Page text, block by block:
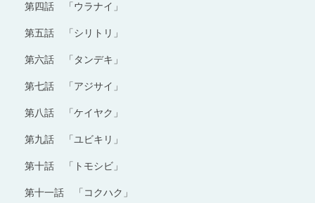
第四話 「ウラナイ」
第五話 「シリトリ」
第六話 「タンデキ」
第七話 「アジサイ」
第八話 「ケイヤク」
第九話 「ユビキリ」
第十話 「トモシビ」
第十一話 「コクハク」